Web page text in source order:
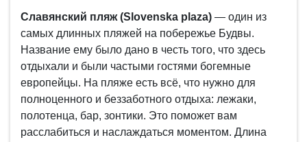
Славянский пляж (Slovenska plaza) — один из
самых длинных пляжей на побережье Будвы.
Название ему было дано в честь того, что здесь
отдыхали и были частыми гостями богемные
европейцы. На пляже есть всё, что нужно для
полноценного и беззаботного отдыха: лежаки,
полотенца, бар, зонтики. Это поможет вам
расслабиться и наслаждаться моментом. Длина